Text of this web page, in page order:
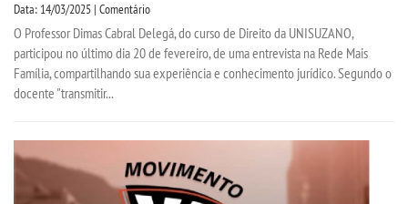
Data: 14/03/2025 | Comentário
O Professor Dimas Cabral Delegá, do curso de Direito da UNISUZANO,
participou no último dia 20 de fevereiro, de uma entrevista na Rede Mais
Família, compartilhando sua experiência e conhecimento jurídico. Segundo o
docente "transmitir...